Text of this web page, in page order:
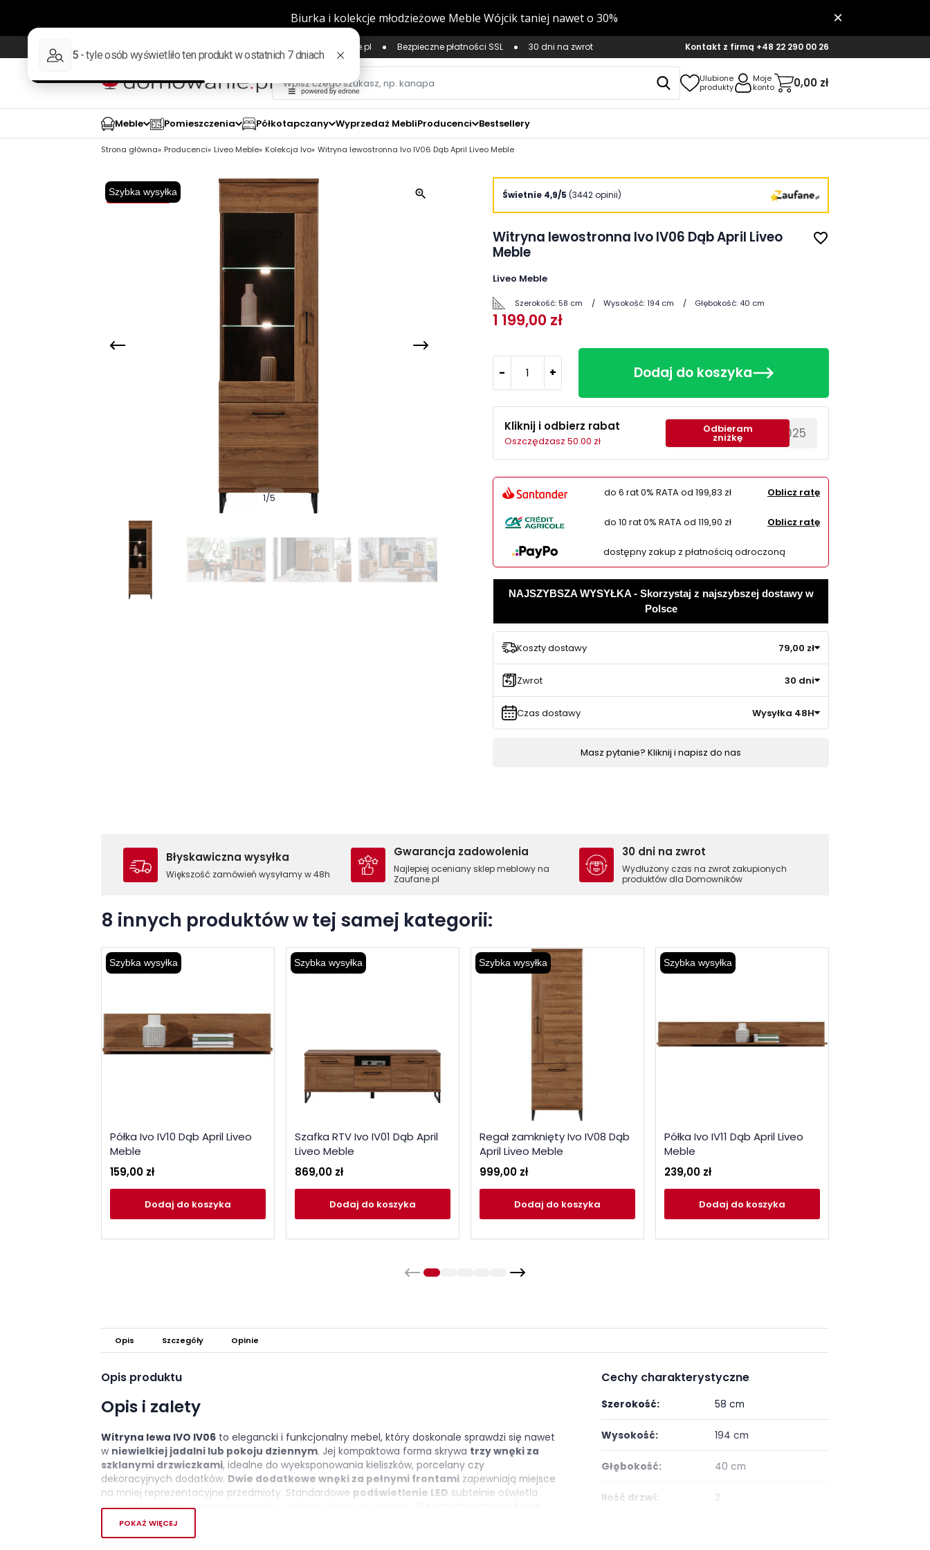
98% pozytywnych opinii według Zaufane.pl Bezpieczne płatności SSL 30 dni na zwrot Kontakt z firmą +48 22 290 00 26
Ulubione
produkty
Moje
konto
0,00 zł
Meble Pomieszczenia Półkotapczany Wyprzedaż MebliProducenci Bestsellery
Strona główna Producenci Liveo Meble Kolekcja Ivo Witryna lewostronna Ivo IV06 Dąb April Liveo Meble
Szybka wysyłka
Wysyłka 48H
1/5
zoom_in Świetnie 4,9/5 (3442 opinii)
Witryna lewostronna Ivo IV06 Dąb April Liveo
Meble
favorite_border
Liveo Meble
Szerokość:58 cm Wysokość:194 cm Głębokość: 40 cm
1 199,00 zł
- + Dodaj do koszyka
Kliknij i odbierz rabat
Oszczędzasz 50.00 zł ********EWS2025
Odbieram
zniżkę
do 6 rat 0% RATA od 199,83 zł Oblicz ratę
do 10 rat 0% RATA od 119,90 zł Oblicz ratę
dostępny zakup z płatnością odroczoną
NAJSZYBSZA WYSYŁKA - Skorzystaj z najszybszej dostawy w
Polsce
Koszty dostawy 79,00 zł
Zwrot 30 dni
Czas dostawy Wysyłka 48H
Masz pytanie? Kliknij i napisz do nas
Błyskawiczna wysyłka
Większość zamówień wysyłamy w 48h
Gwarancja zadowolenia
Najlepiej oceniany sklep meblowy na
Zaufane.pl
30 dni na zwrot
Wydłużony czas na zwrot zakupionych
produktów dla Domowników
8 innych produktów w tej samej kategorii:
Szybka wysyłka
Półka Ivo IV10 Dąb April Liveo
Meble
159,00 zł
Dodaj do koszyka
Szybka wysyłka
Szafka RTV Ivo IV01 Dąb April
Liveo Meble
869,00 zł
Dodaj do koszyka
Szybka wysyłka
Regał zamknięty Ivo IV08 Dąb
April Liveo Meble
999,00 zł
Dodaj do koszyka
Szybka wysyłka
Półka Ivo IV11 Dąb April Liveo
Meble
239,00 zł
Dodaj do koszyka
Opis Szczegóły Opinie
Opis produktu
Opis i zalety
Witryna lewa IVO IV06 to elegancki i funkcjonalny mebel, który doskonale sprawdzi się nawet
w niewielkiej jadalni lub pokoju dziennym. Jej kompaktowa forma skrywa trzy wnęki za
szklanymi drzwiczkami, idealne do wyeksponowania kieliszków, porcelany czy
dekoracyjnych dodatków. Dwie dodatkowe wnęki za pełnymi frontami zapewniają miejsce
na mniej reprezentacyjne przedmioty. Standardowe podświetlenie LED subtelnie oświetla
zawartość witryny, tworząc przytulny i stylowy klimat we wnętrzu.
frontach , czarne uchwyty i wyrazista faktura drewna w kolorze dąb artisan podkreślają
nowoczesny charakter mebla. Całość została osadzona na
Cechy charakterystyczne
Szerokość: 58 cm
Wysokość: 194 cm
Głębokość: 40 cm
Ilość drzwi: 2
POKAŻ WIĘCEJ